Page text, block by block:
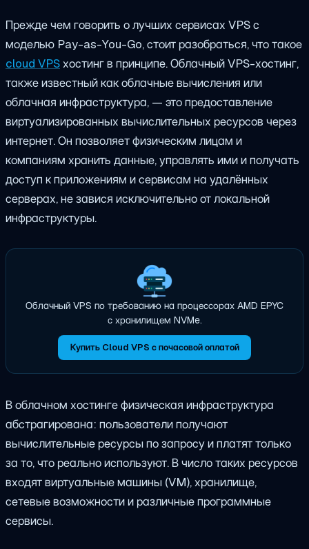
Прежде чем говорить о лучших сервисах VPS с
моделью Pay-as-You-Go, стоит разобраться, что такое
cloud VPSхостинг в принципе. Облачный VPS-хостинг,
также известный как облачные вычисления или
облачная инфраструктура, — это предоставление
виртуализированных вычислительных ресурсов через
интернет. Он позволяет физическим лицам и
компаниям хранить данные, управлять ими и получать
доступ к приложениям и сервисам на удалённых
серверах, не завися исключительно от локальной
инфраструктуры.
Облачный VPS по требованию на процессорах AMD EPYC
с хранилищем NVMe.
Купить Cloud VPS с почасовой оплатой
В облачном хостинге физическая инфраструктура
абстрагирована: пользователи получают
вычислительные ресурсы по запросу и платят только
за то, что реально используют. В число таких ресурсов
входят виртуальные машины (VM), хранилище,
сетевые возможности и различные программные
сервисы.